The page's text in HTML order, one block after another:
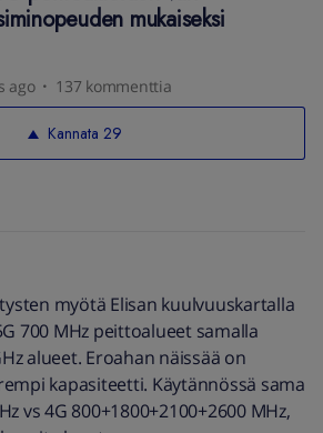
mukaiseksi
ago
137 kommenttia
Kannata 29
myötä Elisan kuulvuuskartalla
700 MHz peittoalueet samalla
alueet. Eroahan näissää on
kapasiteetti. Käytännössä sama
vs 4G 800+1800+2100+2600 MHz,